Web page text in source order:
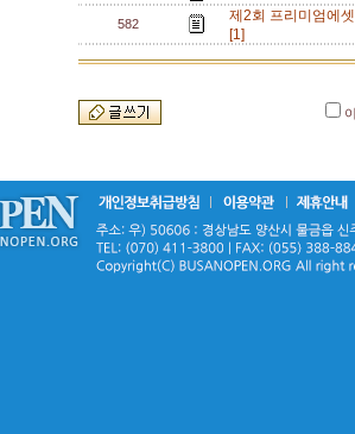
582
제2회 프리미엄에
[1]